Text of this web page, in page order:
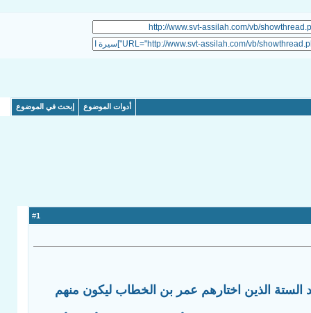
أدوات الموضوع إبحث في الموضوع
1
الستة الذين اختارهم عمر بن الخطاب ليكون منهم